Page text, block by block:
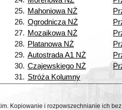
25. Mahoniowa NŻ
26. Ogrodnicza NŻ
27. Mozaikowa NŻ
28. Platanowa NŻ
29. Autostrada A1 NŻ
30. Czajewskiego NŻ
31. Stróża Kolumny
Kopiowanie i rozpowszechnianie ich